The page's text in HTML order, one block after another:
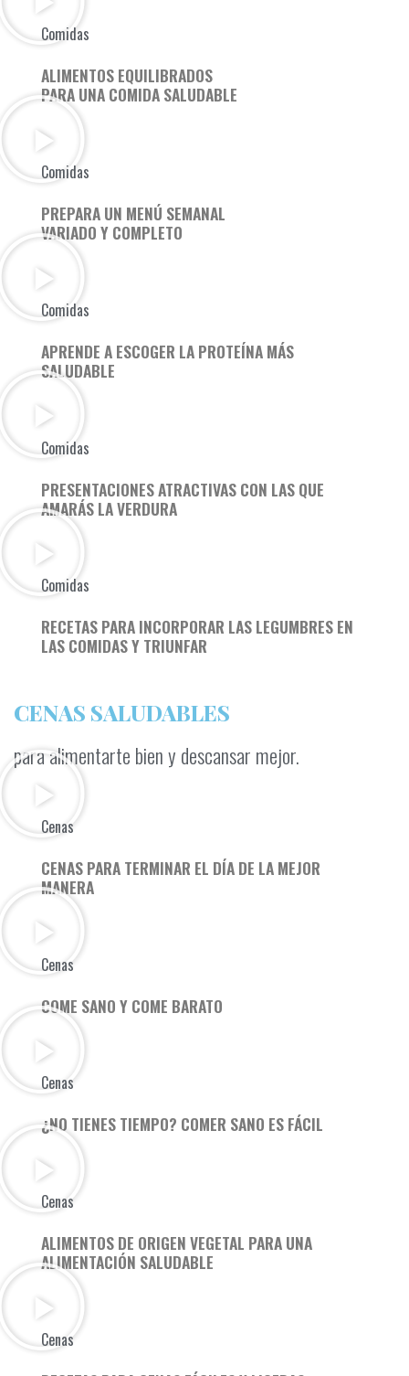
Comidas
ALIMENTOS EQUILIBRADOS
PARA UNA COMIDA SALUDABLE
Comidas
PREPARA UN MENÚ SEMANAL
VARIADO Y COMPLETO
Comidas
APRENDE A ESCOGER LA PROTEÍNA MÁS
SALUDABLE
Comidas
PRESENTACIONES ATRACTIVAS CON LAS QUE
AMARÁS LA VERDURA
Comidas
RECETAS PARA INCORPORAR LAS LEGUMBRES EN
LAS COMIDAS Y TRIUNFAR
CENAS SALUDABLES
para alimentarte bien y descansar mejor.
Cenas
CENAS PARA TERMINAR EL DÍA DE LA MEJOR
MANERA
Cenas
COME SANO Y COME BARATO
Cenas
¿NO TIENES TIEMPO? COMER SANO ES FÁCIL
Cenas
ALIMENTOS DE ORIGEN VEGETAL PARA UNA
ALIMENTACIÓN SALUDABLE
Cenas